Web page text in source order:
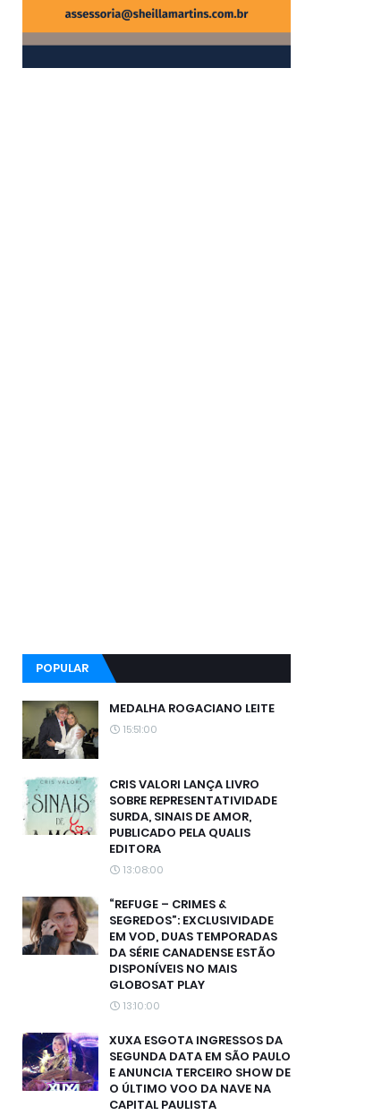
POPULAR
MEDALHA ROGACIANO LEITE
15:51:00
CRIS VALORI LANÇA LIVRO
SOBRE REPRESENTATIVIDADE
SURDA, SINAIS DE AMOR,
PUBLICADO PELA QUALIS
EDITORA
13:08:00
“REFUGE – CRIMES &
SEGREDOS”: EXCLUSIVIDADE
EM VOD, DUAS TEMPORADAS
DA SÉRIE CANADENSE ESTÃO
DISPONÍVEIS NO MAIS
GLOBOSAT PLAY
13:10:00
XUXA ESGOTA INGRESSOS DA
SEGUNDA DATA EM SÃO PAULO
E ANUNCIA TERCEIRO SHOW DE
O ÚLTIMO VOO DA NAVE NA
CAPITAL PAULISTA